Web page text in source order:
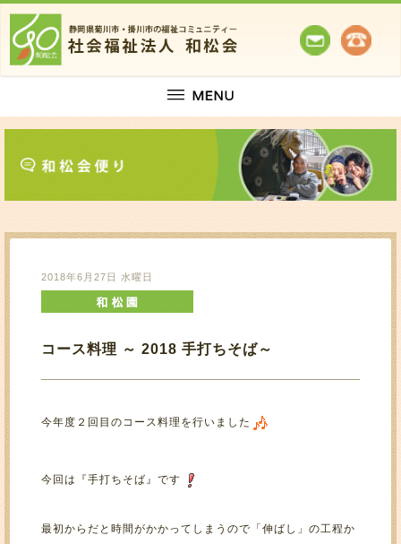
2018年6月27日 水曜日
コース料理 ～ 2018 手打ちそば～
今年度２回目のコース料理を行いました
今回は『手打ちそば』です
最初からだと時間がかかってしまうので「伸ばし」の工程か